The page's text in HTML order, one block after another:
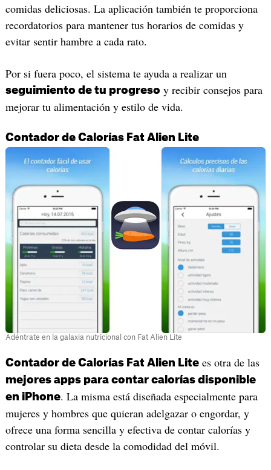
comidas deliciosas. La aplicación también te proporciona
recordatorios para mantener tus horarios de comidas y
evitar sentir hambre a cada rato.
Por si fuera poco, el sistema te ayuda a realizar un
seguimiento de tu progreso y recibir consejos para
mejorar tu alimentación y estilo de vida.
Contador de Calorías Fat Alien Lite
Adéntrate en la galaxia nutricional con Fat Alien Lite
Contador de Calorías Fat Alien Litees otra de las
mejores apps para contar calorías disponible
en iPhone. La misma está diseñada especialmente para
mujeres y hombres que quieran adelgazar o engordar, y
ofrece una forma sencilla y efectiva de contar calorías y
controlar su dieta desde la comodidad del móvil.